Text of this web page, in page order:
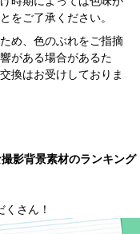
をご了承ください。
め、色のぶれをご指摘
がある場合があるた
換はお受けしておりま
影背景素材のランキング
さん！